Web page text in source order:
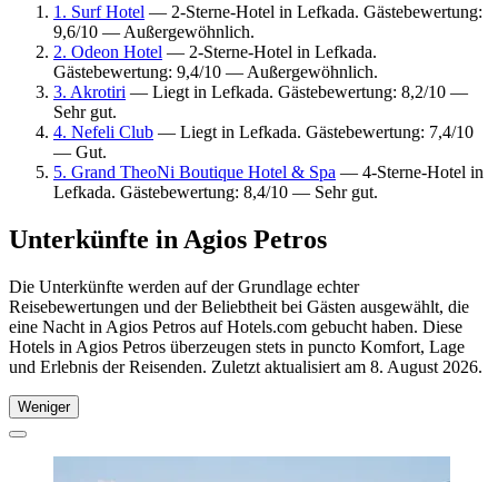
1. Surf Hotel — 2-Sterne-Hotel in Lefkada. Gästebewertung:
9,6/10 — Außergewöhnlich.
2. Odeon Hotel — 2-Sterne-Hotel in Lefkada.
Gästebewertung: 9,4/10 — Außergewöhnlich.
3. Akrotiri — Liegt in Lefkada. Gästebewertung: 8,2/10 —
Sehr gut.
4. Nefeli Club — Liegt in Lefkada. Gästebewertung: 7,4/10
— Gut.
5. Grand TheoNi Boutique Hotel & Spa — 4-Sterne-Hotel in
Lefkada. Gästebewertung: 8,4/10 — Sehr gut.
Unterkünfte in Agios Petros
Die Unterkünfte werden auf der Grundlage echter
Reisebewertungen und der Beliebtheit bei Gästen ausgewählt, die
eine Nacht in Agios Petros auf Hotels.com gebucht haben. Diese
Hotels in Agios Petros überzeugen stets in puncto Komfort, Lage
und Erlebnis der Reisenden. Zuletzt aktualisiert am 8. August 2026.
Weniger